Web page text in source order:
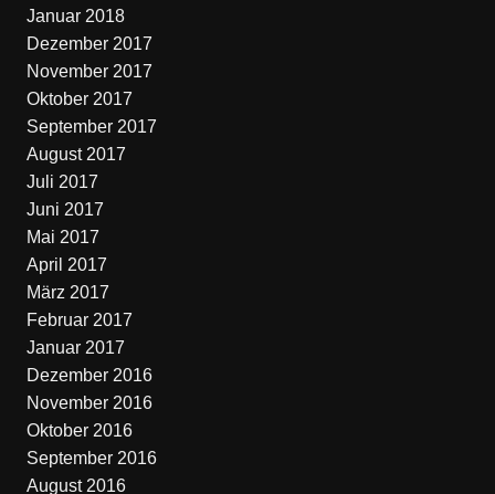
Januar 2018
Dezember 2017
November 2017
Oktober 2017
September 2017
August 2017
Juli 2017
Juni 2017
Mai 2017
April 2017
März 2017
Februar 2017
Januar 2017
Dezember 2016
November 2016
Oktober 2016
September 2016
August 2016